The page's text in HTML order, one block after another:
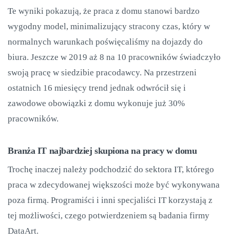
Te wyniki pokazują, że praca z domu stanowi bardzo
wygodny model, minimalizujący stracony czas, który w
normalnych warunkach poświęcaliśmy na dojazdy do
biura. Jeszcze w 2019 aż 8 na 10 pracowników świadczyło
swoją pracę w siedzibie pracodawcy. Na przestrzeni
ostatnich 16 miesięcy trend jednak odwrócił się i
zawodowe obowiązki z domu wykonuje już 30%
pracowników.
Branża IT najbardziej skupiona na pracy w domu
Trochę inaczej należy podchodzić do sektora IT, którego
praca w zdecydowanej większości może być wykonywana
poza firmą. Programiści i inni specjaliści IT korzystają z
tej możliwości, czego potwierdzeniem są badania firmy
DataArt.